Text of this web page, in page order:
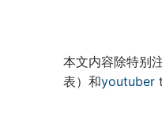
本文内容除特别
表）和youtuber